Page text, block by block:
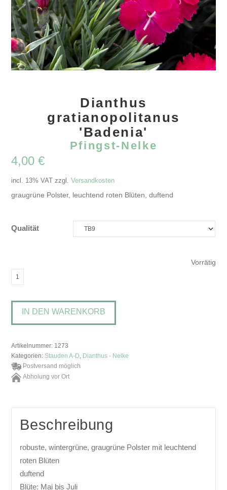
Dianthus
gratianopolitanus
'Badenia'
Pfingst-Nelke
4,00€
incl. 13% VAT zzgl.Versandkosten
graugrüne Polster, leuchtend roten Blüten, duftend
Qualität
Vorrätig
Dianthus
'Badenia'Pfingst-
Nelke
Menge
IN DEN WARENKORB
Artikelnummer: 1273
Kategorien: Stauden A-D Dianthus - Nelke
Postversand möglich
Abholung vor Ort
Beschreibung
robuste, wintergrüne, graugrüne Polster mit leuchtend
roten Blüten
duftend
Blüte: Mai bis Juli